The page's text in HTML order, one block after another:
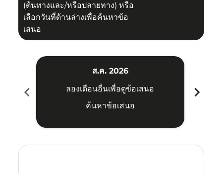
(ต้นทางและ/หรือปลายทาง) หรือ
เลือกวันที่ด้านล่างเพื่อค้นหาข้อ
เสนอ
chevron_left
ส.ค. 2026
ลองเดือนอื่นเพื่อดูข้อเสนอ
ค้นหาข้อเสนอ
chevron_right